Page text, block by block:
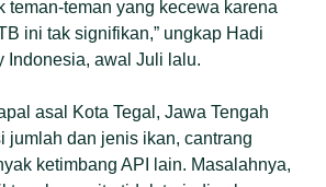
teman-teman yang kecewa karena
ini tak signifikan,” ungkap Hadi
Indonesia, awal Juli lalu.
asal Kota Tegal, Jawa Tengah
jumlah dan jenis ikan, cantrang
ketimbang API lain. Masalahnya,